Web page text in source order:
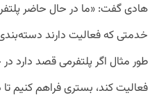
هادی گفت: «ما در حال حاضر
خدمتی که فعالیت دارند
طور مثال اگر پلتفرمی قصد دارد
فعالیت کند، بستری فراهم کنیم